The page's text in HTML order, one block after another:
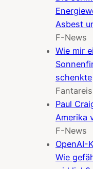
Asbest
F-News
Wie mir
schenkte
Fantareis
Paul
Amerika
F-News
OpenAI-
Wie